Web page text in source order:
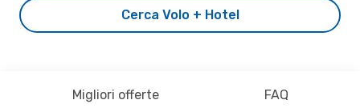
Cerca Volo + Hotel
Migliori offerte FAQ